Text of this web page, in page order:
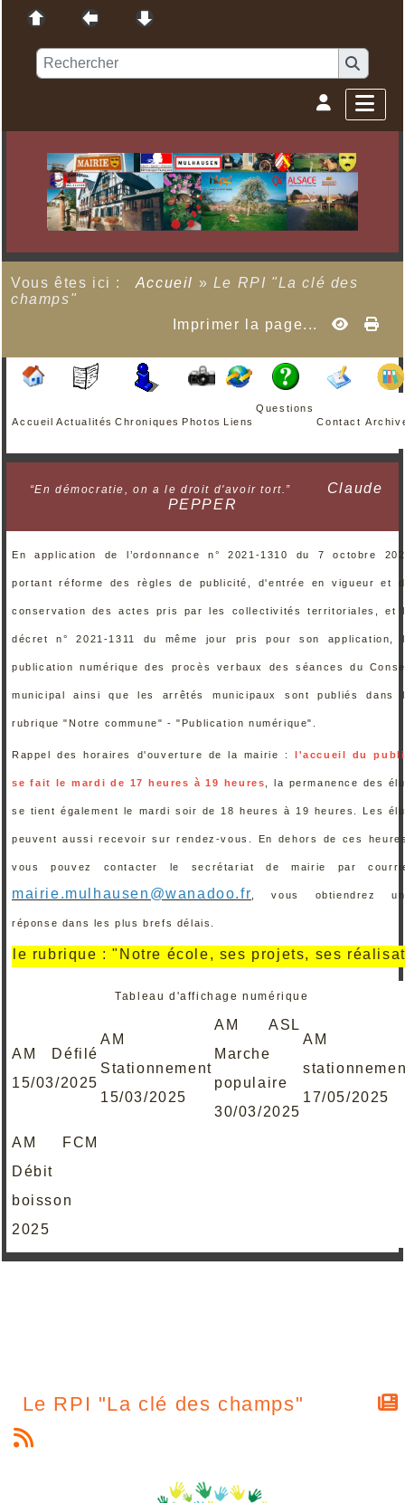
Vous êtes ici : Accueil » Le RPI "La clé des
champs"
Imprimer la page...
Accueil Actualités Chroniques Photos Liens
Questions
Contact
“En démocratie, on a le droit d'avoir tort.”
Claude
PEPPER
En application de l’ordonnance n° 2021-1310 du 7 octobre
portant réforme des règles de publicité, d'entrée en vigueur et
conservation des actes pris par les collectivités territoriales, et
décret n° 2021-1311 du même jour pris pour son application,
publication numérique des procès verbaux des séances du
municipal ainsi que les arrêtés municipaux sont publiés dans
rubrique "Notre commune" - "Publication numérique".
Rappel des horaires d'ouverture de la mairie : l'accueil du
se fait le mardi de 17 heures à 19 heures , la permanence des
se tient également le mardi soir de 18 heures à 19 heures. Les
peuvent aussi recevoir sur rendez-vous. En dehors de ces
vous pouvez contacter le secrétariat de mairie par
mairie.mulhausen@wanadoo.fr , vous obtiendrez
réponse dans les plus brefs délais.
: "Notre école, ses projets, ses réalisations" .
Tableau d'affichage numérique
AM Défilé
15/03/2025
AM
Stationnement
15/03/2025
AM ASL
Marche
populaire
30/03/2025
AM
17/05/2025
AM FCM
Débit
boisson
2025
Le RPI "La clé des champs"